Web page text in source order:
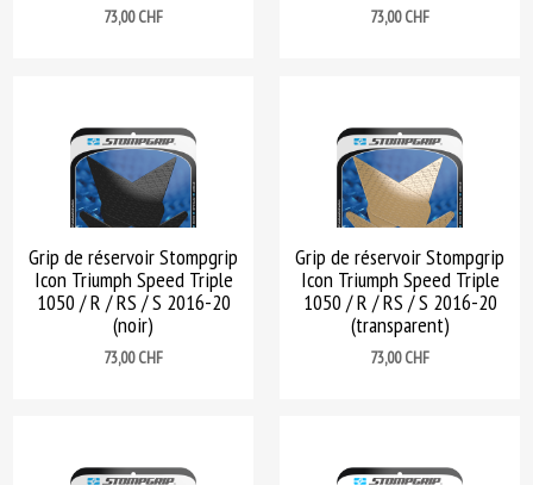
Prix
73,00 CHF Prix
73,00 CHF
Grip de réservoir Stompgrip
Icon Triumph Speed Triple
1050 / R / RS / S 2016-20
(noir)
Prix
73,00 CHF
Grip de réservoir Stompgrip
Icon Triumph Speed Triple
1050 / R / RS / S 2016-20
(transparent)
Prix
73,00 CHF